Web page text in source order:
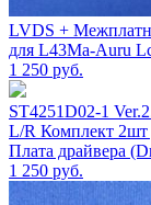
LVDS +
для L43Ma-Auru
1 250 руб.
ST4251D02-1
L/R Комплект 2шт
Плата драйвера
1 250 руб.